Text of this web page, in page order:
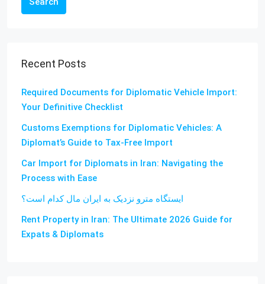
Recent Posts
Required Documents for Diplomatic Vehicle Import:
Your Definitive Checklist
Customs Exemptions for Diplomatic Vehicles: A
Diplomat’s Guide to Tax-Free Import
Car Import for Diplomats in Iran: Navigating the
Process with Ease
ایستگاه مترو نزدیک به ایران مال کدام است؟
Rent Property in Iran: The Ultimate 2026 Guide for
Expats & Diplomats